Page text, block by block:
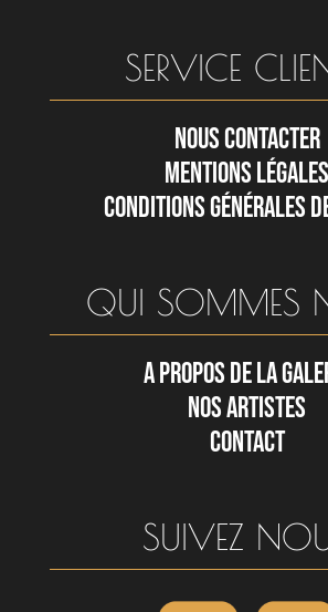
SERVICE
NOUS CONTACTER
MENTIONS LÉGALES
CONDITIONS GÉNÉRALES
QUI SOMMES
A PROPOS DE LA
NOS ARTISTES
CONTACT
SUIVEZ